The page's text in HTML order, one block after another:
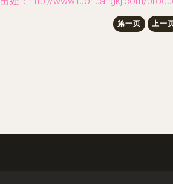
第一页 上一